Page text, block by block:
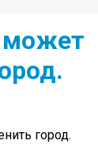
может
город.